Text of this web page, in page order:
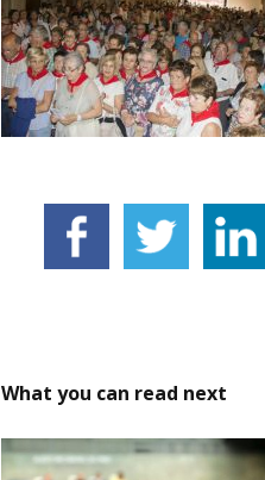
What you can read next